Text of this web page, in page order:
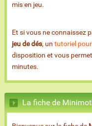
mis en jeu.
Et si vous ne connaissez
jeu de dés, un tutoriel
disposition et vous
minutes.
La fiche de